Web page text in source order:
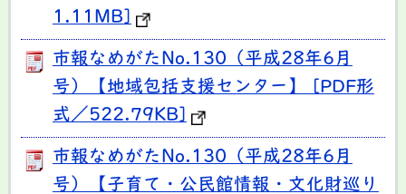
1.11MB]
市報なめがたNo.130（平成28年6月
号）【地域包括支援センター】 [PDF形
式／522.79KB]
市報なめがたNo.130（平成28年6月
号）【子育て・公民館情報・文化財巡り